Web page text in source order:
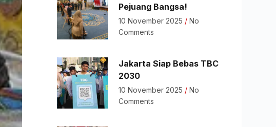
Pejuang Bangsa!
10 November 2025
No
Comments
Jakarta Siap Bebas TBC
2030
10 November 2025
No
Comments